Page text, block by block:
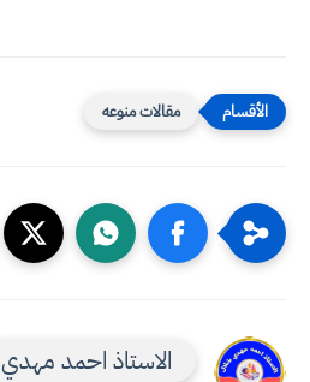
مقالات منوعه
الاستاذ احمد مهدي